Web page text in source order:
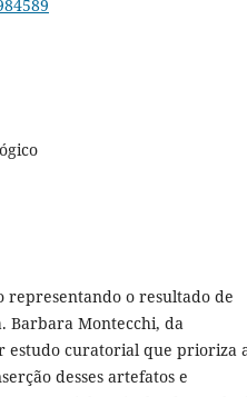
representando o resultado de
Barbara Montecchi, da
estudo curatorial que prioriza
desses artefatos e